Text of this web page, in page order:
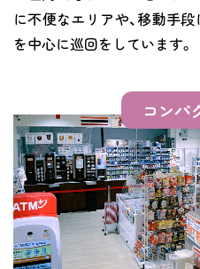
に不便なエリアや、移動手
を中心に巡回をしています。
コンパ